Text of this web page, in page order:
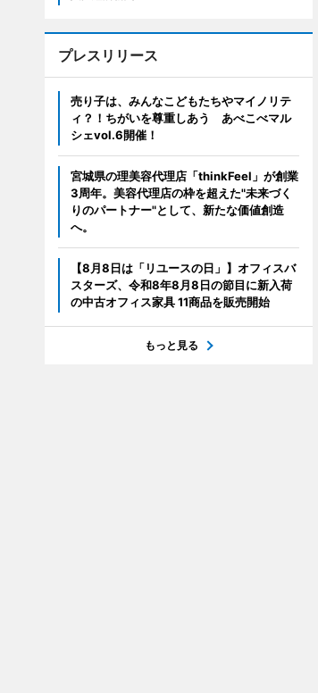
プレスリリース
売り子は、みんなこどもたちやマイノリテ
ィ？！ちがいを尊重しあう あべこべマル
シェvol.6開催！
宮城県の理美容代理店「thinkFeel」が創業
3周年。美容代理店の枠を超えた"未来づく
りのパートナー"として、新たな価値創造
へ。
【8月8日は「リユースの日」】オフィスバ
スターズ、令和8年8月8日の節目に新入荷
の中古オフィス家具 11商品を販売開始
もっと見る